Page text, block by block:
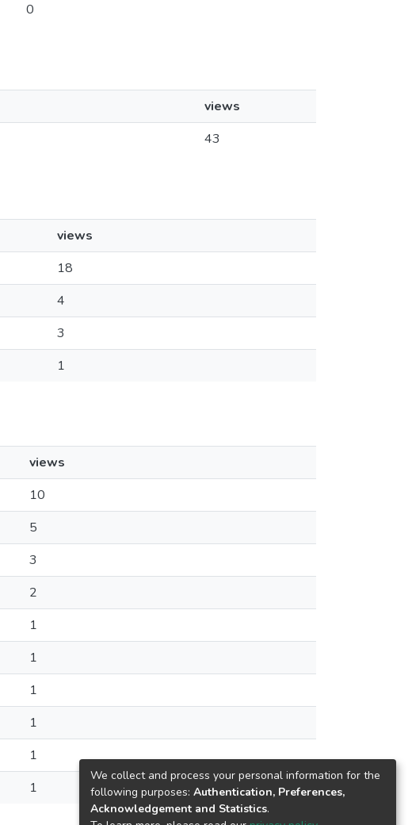
0
views
43
views
18
4
3
1
views
10
5
3
2
1
1
1
1
1
1
We collect and process your personal information for the
following purposes: Authentication, Preferences,
Acknowledgement and Statistics.